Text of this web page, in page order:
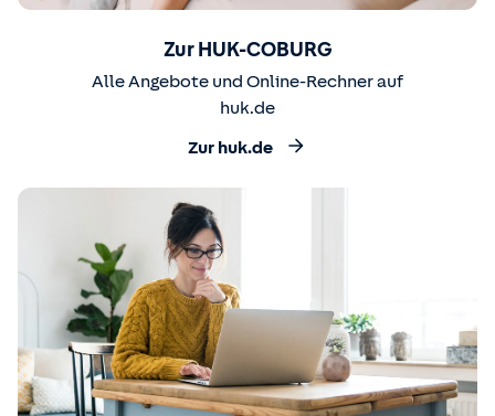
Zur HUK-COBURG
Alle Angebote und Online-Rechner auf
huk.de
Zur huk.de